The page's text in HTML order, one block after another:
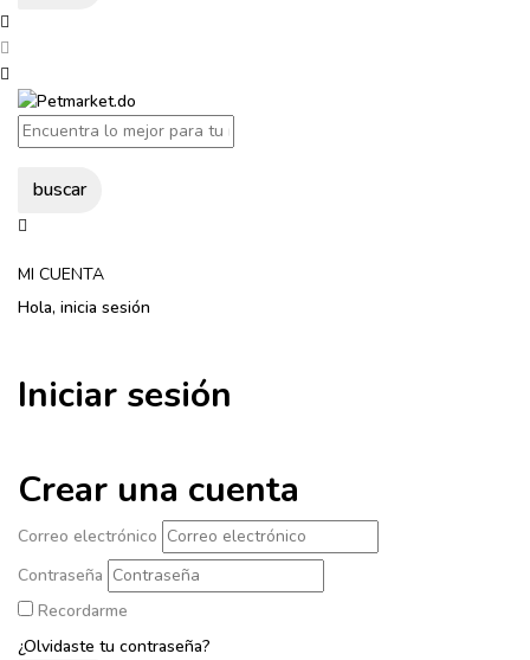
buscar
MI CUENTA
Hola, inicia sesión
Iniciar sesión
Crear una cuenta
Correo electrónico
Contraseña
Recordarme
¿Olvidaste tu contraseña?